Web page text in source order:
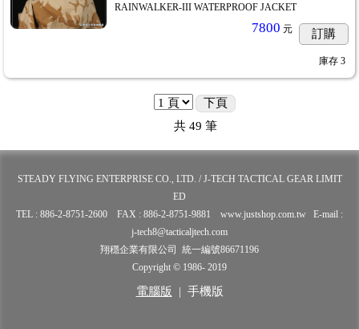
RAINWALKER-III WATERPROOF JACKET
7800 元 訂購
庫存 3
下頁
共 49 筆
STEADY FLYING ENTERPRISE CO., LTD. / J-TECH TACTICAL GEAR LIMIT
ED
TEL : 886-2-8751-2600 FAX : 886-2-8751-9881 www.justshop.com.tw E-mail :
j-tech8@tacticaljtech.com
翔穩企業有限公司 統一編號86671196
Copyright © 1986- 2019
電腦版 | 手機版